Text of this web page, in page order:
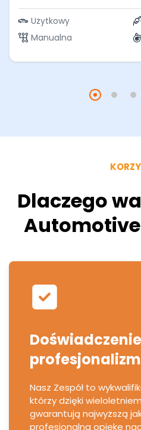
Użytkowy
Manualna
Dlaczego
profesjonalizm
Nasz Zespół to
którzy dzięki
gwarantują najwyższą
profesjonalną opiekę